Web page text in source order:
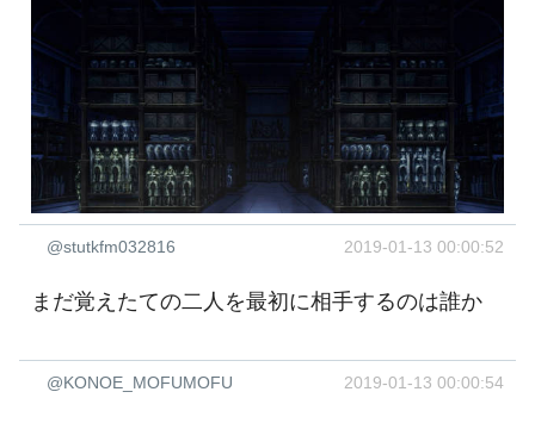
@stutkfm032816 2019-01-13 00:00:52
まだ覚えたての二人を最初に相手するのは誰か
@KONOE_MOFUMOFU 2019-01-13 00:00:54